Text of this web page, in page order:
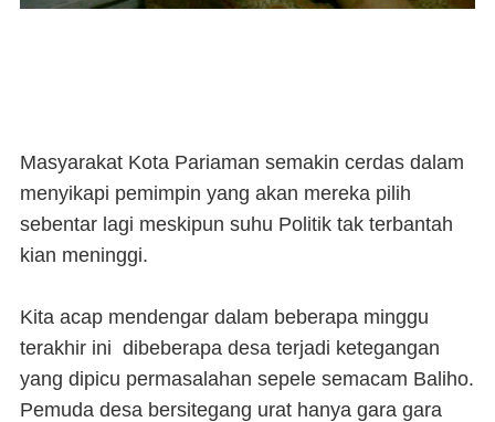
Masyarakat Kota Pariaman semakin cerdas dalam
menyikapi pemimpin yang akan mereka pilih
sebentar lagi meskipun suhu Politik tak terbantah
kian meninggi.
Kita acap mendengar dalam beberapa minggu
terakhir ini dibeberapa desa terjadi ketegangan
yang dipicu permasalahan sepele semacam Baliho.
Pemuda desa bersitegang urat hanya gara gara